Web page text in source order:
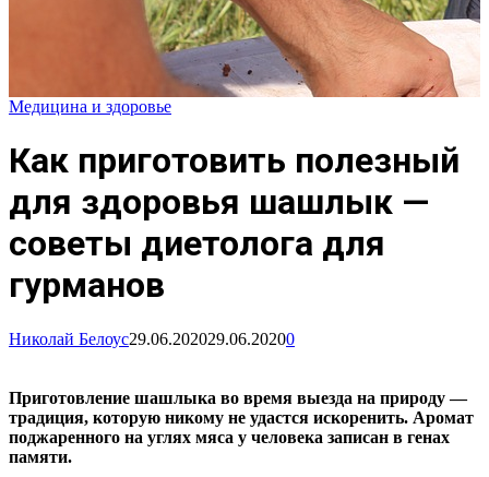
Медицина и здоровье
Как приготовить полезный
для здоровья шашлык —
советы диетолога для
гурманов
Николай Белоус29.06.202029.06.20200
Приготовление шашлыка во время выезда на природу —
традиция, которую никому не удастся искоренить. Аромат
поджаренного на углях мяса у человека записан в генах
памяти.